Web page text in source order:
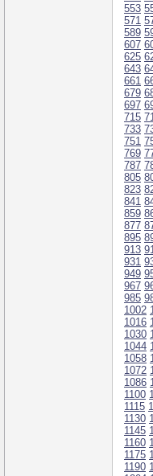
553
571
589
607
625
643
661
679
697
715
733
751
769
787
805
823
841
859
877
895
913
931
949
967
985
1002
1016
1030
1044
1058
1072
1086
1100
1115
1130
1145
1160
1175
1190